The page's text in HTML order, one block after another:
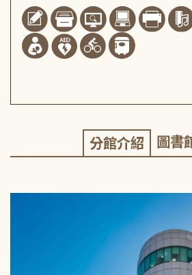
分館介紹 圖書